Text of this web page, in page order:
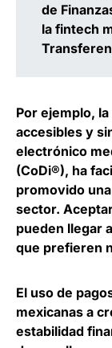
de
la fintech
Por ejemplo,
accesibles y
electrónico
(CoDi®), ha
promovido
sector.
pueden llegar
que prefieren
El uso de
mexicanas a
estabilidad